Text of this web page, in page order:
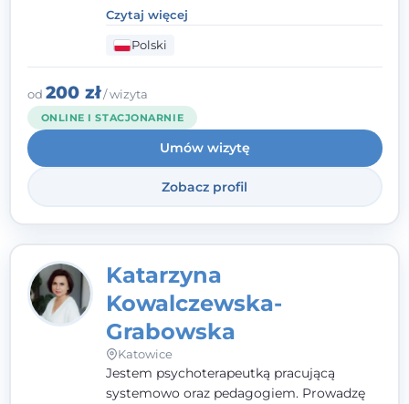
kontakcie z pacjentem najważniejsze są dla
mnie serdeczność, zrozumienie i atmosfera
pełna ciepła. Wierzę, że skuteczna terapia
to wspólne działanie - razem tworzymy
zespół, który szuka rozwiązań.
Czytaj więcej
Polski
od 200 zł/ wizyta
ONLINE I STACJONARNIE
Umów wizytę
Zobacz profil
Katarzyna
Kowalczewska-
Grabowska
Katowice
Jestem psychoterapeutką pracującą
systemowo oraz pedagogiem. Prowadzę